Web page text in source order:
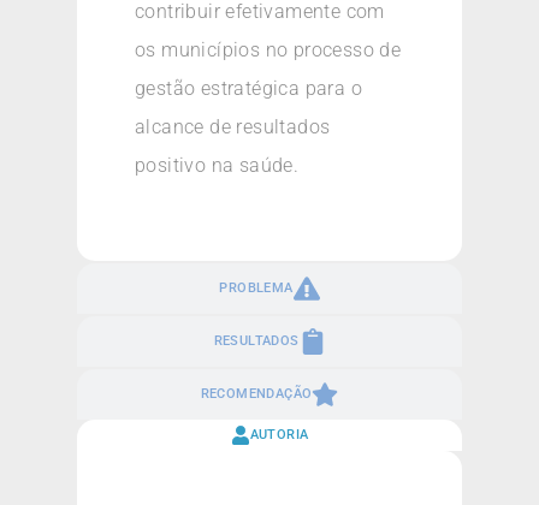
PROBLEMA
RESULTADOS
RECOMENDAÇÃO
contribuir efetivamente com
os municípios no processo de
gestão estratégica para o
alcance de resultados
positivo na saúde.
AUTORIA